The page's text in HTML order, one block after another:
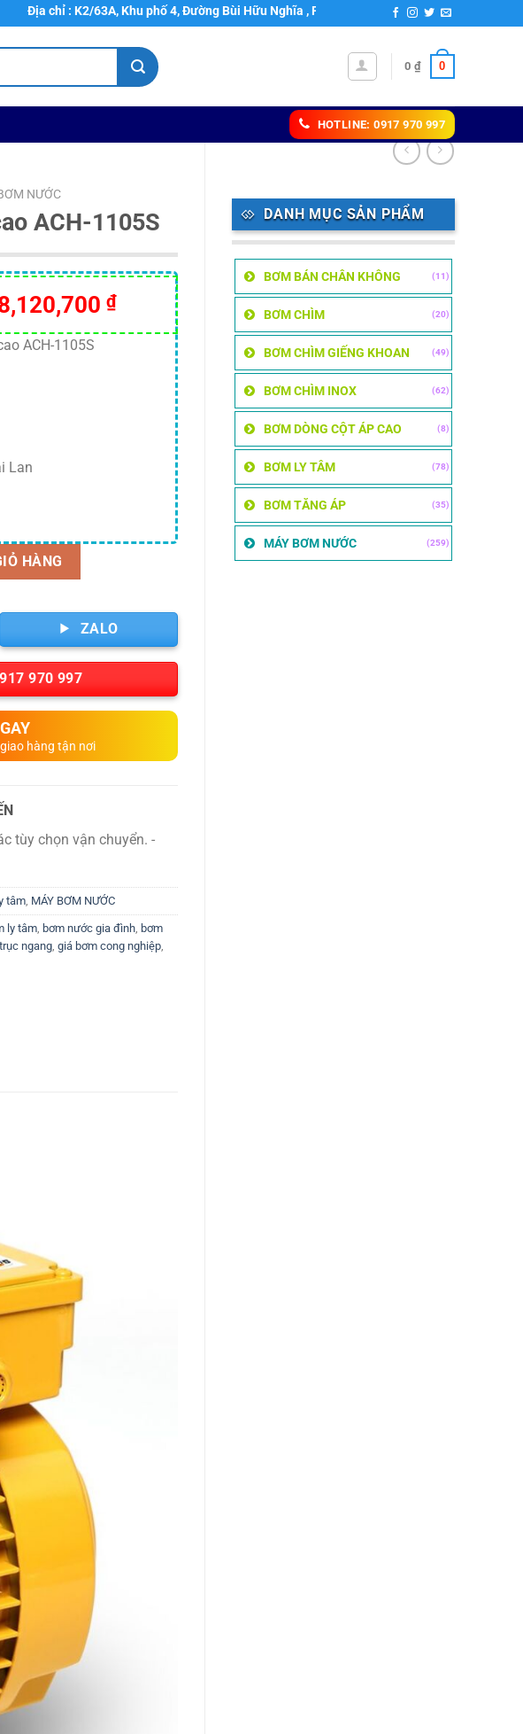
: K2/63A, Khu phố 4, Đường Bùi Hữu Nghĩa , Phường Bửu Hòa, Thành phố Biên Hoà, Tỉnh
0 ₫ 0
HOTLINE: 0917 970 997
DANH MỤC SẢN PHẨM
BƠM BÁN CHÂN KHÔNG (11)
BƠM CHÌM (20)
BƠM CHÌM GIẾNG KHOAN (49)
BƠM CHÌM INOX (62)
BƠM DÒNG CỘT ÁP CAO (8)
BƠM LY TÂM (78)
BƠM TĂNG ÁP (35)
MÁY BƠM NƯỚC (259)
NƯỚC
ACH-1105S
₫Giá
hiện
8,120,700 ₫.
ACH-1105S
Lan
HÀNG
ZALO
970 997
hàng tận nơi
tùy chọn vận chuyển. -
tâm MÁY BƠM NƯỚC
ly tâm bơm nước gia đình bơm
ngang ,giá bơm cong nghiệp